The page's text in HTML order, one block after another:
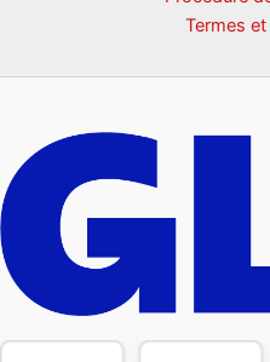
Termes